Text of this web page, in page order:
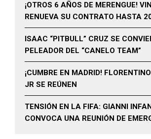
¡OTROS 6 AÑOS DE MERENGUE!
RENUEVA SU CONTRATO HASTA
ISAAC “PITBULL” CRUZ SE
PELEADOR DEL “CANELO TEAM”
¡CUMBRE EN MADRID!
JR SE REÚNEN
TENSIÓN EN LA FIFA: GIANNI
CONVOCA UNA REUNIÓN DE